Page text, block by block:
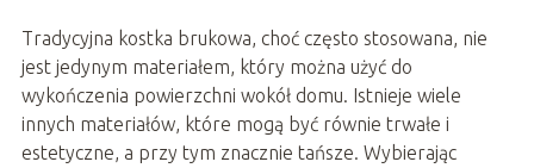
Tradycyjna kostka brukowa, choć często stosowana, nie
jest jedynym materiałem, który można użyć do
wykończenia powierzchni wokół domu. Istnieje wiele
innych materiałów, które mogą być równie trwałe i
estetyczne, a przy tym znacznie tańsze. Wybierając